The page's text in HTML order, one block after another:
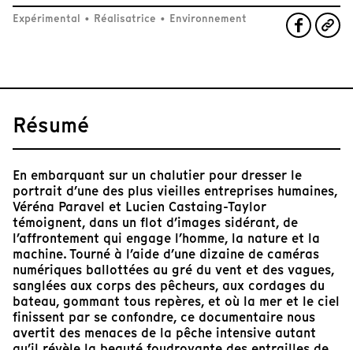
Expérimental • Réalisatrice • Environnement
Résumé
En embarquant sur un chalutier pour dresser le
portrait d’une des plus vieilles entreprises humaines,
Véréna Paravel et Lucien Castaing-Taylor
témoignent, dans un flot d’images sidérant, de
l’affrontement qui engage l’homme, la nature et la
machine. Tourné à l’aide d’une dizaine de caméras
numériques ballottées au gré du vent et des vagues,
sanglées aux corps des pêcheurs, aux cordages du
bateau, gommant tous repères, et où la mer et le ciel
finissent par se confondre, ce documentaire nous
avertit des menaces de la pêche intensive autant